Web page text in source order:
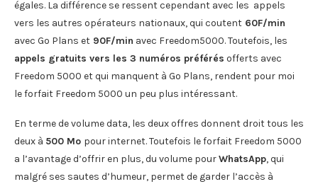
égales. La différence se ressent cependant avec les appels
vers les autres opérateurs nationaux, qui coutent 60F/min
avec Go Plans et 90F/min avec Freedom5000. Toutefois, les
appels gratuits vers les 3 numéros préférés offerts avec
Freedom 5000 et qui manquent à Go Plans, rendent pour moi
le forfait Freedom 5000 un peu plus intéressant.
En terme de volume data, les deux offres donnent droit tous les
deux à 500 Mo pour internet. Toutefois le forfait Freedom 5000
a l’avantage d’offrir en plus, du volume pourWhatsApp, qui
malgré ses sautes d’humeur, permet de garder l’accès à